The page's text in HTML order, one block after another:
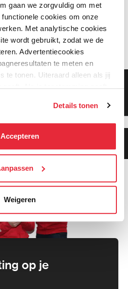
gaan we zorgvuldig om met
cookies om onze
Met analytische cookies
wordt gebruikt, zodat we de
Advertentiecookies
te meten en
te tonen. Uiteraard alleen als jij
Als je toestemming geeft,
combineren met informatie die zij
gebruik van hun diensten. Je
alleen noodzakelijke
21 derden
die uw gegevens
Details tonen
Accepteren
Weigeren
op je
Klanten geven ons 9.3
gemiddeld!